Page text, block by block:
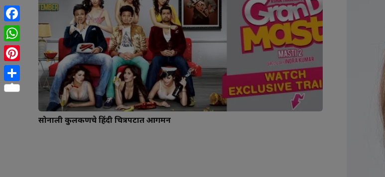
सोनाली कुलकर्णीचे हिंदी चित्रपटात आगमन
Facebook
WhatsApp
Pinterest
Share